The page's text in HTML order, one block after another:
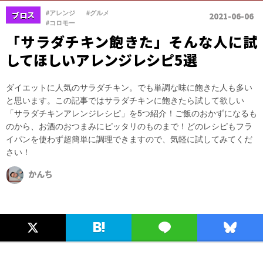
ブロス #アレンジ #グルメ
#コロモー
2021-06-06
「サラダチキン飽きた」そんな人に試
してほしいアレンジレシピ5選
ダイエットに人気のサラダチキン。でも単調な味に飽きた人も多い
と思います。この記事ではサラダチキンに飽きたら試して欲しい
「サラダチキンアレンジレシピ」を5つ紹介！ご飯のおかずになるも
のから、お酒のおつまみにピッタリのものまで！どのレシピもフラ
イパンを使わず超簡単に調理できますので、気軽に試してみてくだ
さい！
かんち